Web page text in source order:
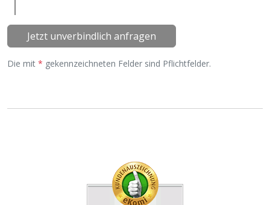
Jetzt unverbindlich anfragen
Die mit * gekennzeichneten Felder sind Pflichtfelder.